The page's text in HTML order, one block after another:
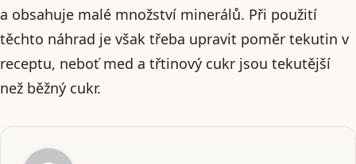
a obsahuje malé množství minerálů. Při použití
těchto náhrad je však třeba upravit poměr tekutin v
receptu, neboť med a třtinový cukr jsou tekutější
než běžný cukr.